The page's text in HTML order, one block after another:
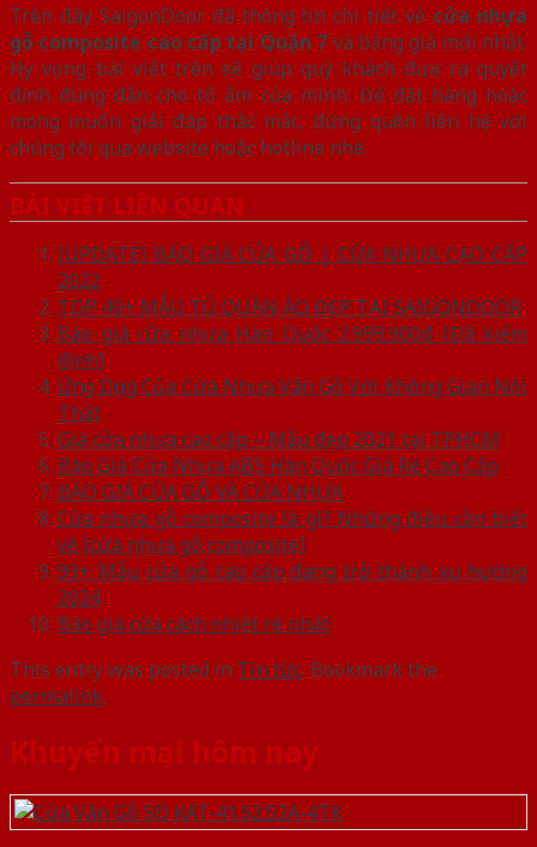
Trên đây SaigonDoor đã thông tin chi tiết về cửa nhựa
gỗ composite cao cấp tại Quận 7 và bảng giá mới nhất.
Hy vọng bài viết trên sẽ giúp quý khách đưa ra quyết
định đúng đắn cho tổ ấm của mình. Để đặt hàng hoặc
mong muốn giải đáp thắc mắc, đừng quên liên hệ với
chúng tôi qua website hoặc hotline nhé.
BÀI VIẾT LIÊN QUAN
[UPDATE] BÁO GIÁ CỬA GỖ | CỬA NHỰA CAO CẤP
2022
TOP 40+ MẪU TỦ QUẦN ÁO ĐẸP TẠI SAIGONDOOR
Báo giá cửa nhựa Hàn Quốc 2.999.900đ [Đã kiểm
định]
Ứng Dụng Của Cửa Nhựa Vân Gỗ Với Không Gian Nội
Thất
Giá cửa nhựa cao cấp – Mẫu đẹp 2021 tại TPHCM
Báo Giá Cửa Nhựa ABS Hàn Quốc Giá Rẻ Cao Cấp
BÁO GIÁ CỬA GỖ VÀ CỬA NHỰA
Cửa nhựa gỗ composite là gì? Những điều cần biết
về [cửa nhựa gỗ composite]
99+ Mẫu cửa gỗ cao cấp đang trở thành xu hướng
2024
Báo giá cửa cách nhiệt rẻ nhất
This entry was posted in Tin tức. Bookmark the
permalink.
Khuyến mại hôm nay